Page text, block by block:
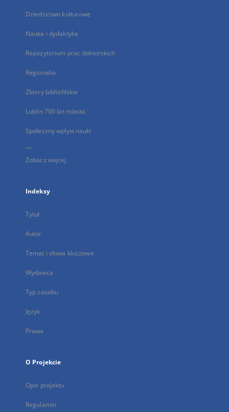
Dziedzictwo kulturowe
Nauka i dydaktyka
Repozytorium prac doktorskich
Regionalia
Zbiory bibliofilskie
Lublin 700 lat miasta
Społeczny wpływ nauki
...
Zobacz więcej
Indeksy
Tytuł
Autor
Temat i słowa kluczowe
Wydawca
Typ zasobu
Język
Prawa
O Projekcie
Opis projektu
Regulamin